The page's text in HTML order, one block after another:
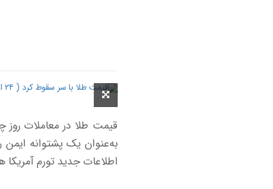
قیمت طلا در معاملات
به‌عنوان یک پشتوانه ایمن
اطلاعات جدید تورم